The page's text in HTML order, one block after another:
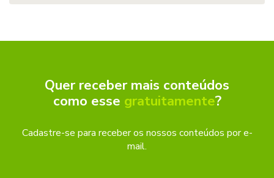
Quer receber mais conteúdos
como esse gratuitamente?
Cadastre-se para receber os nossos conteúdos por e-
mail.